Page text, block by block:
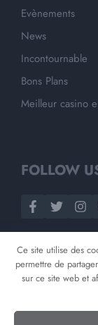
Evènements
News
Incontournable
Bons Plans
Meilleur casino
FOLLOW
©2026
Ce site utilise des
permettre de
sur ce site web et